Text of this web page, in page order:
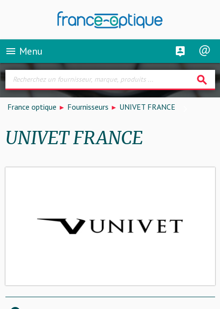
menu Menu
search
France optique Fournisseurs UNIVET FRANCE
UNIVET FRANCE